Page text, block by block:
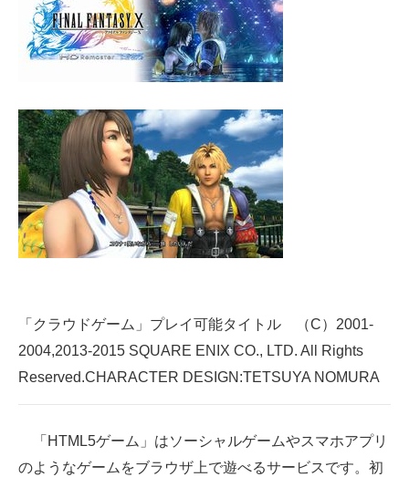
「クラウドゲーム」プレイ可能タイトル （C）2001-
2004,2013-2015 SQUARE ENIX CO., LTD. All Rights
Reserved.CHARACTER DESIGN:TETSUYA NOMURA
「HTML5ゲーム」はソーシャルゲームやスマホアプリ
のようなゲームをブラウザ上で遊べるサービスです。初